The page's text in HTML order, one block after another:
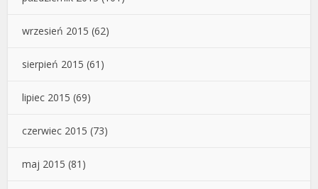
wrzesień 2015 (62)
sierpień 2015 (61)
lipiec 2015 (69)
czerwiec 2015 (73)
maj 2015 (81)